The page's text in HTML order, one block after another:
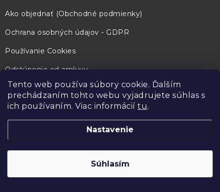
Tento web používa súbory cookie. Ďalším
prechádzaním tohto webu vyjadrujete súhlas s
ich používaním. Viac informácií tu.
Nastavenie
Súhlasím
Ako objednať (Obchodné podmienky)
Ochrana osobných údajov - GDPR
Používanie Cookies
Odstúpenie od zmluvy
Kontaktujte nás
Elso Philips Service, spol. s r.o.
Jilemnického 2, 91101 Trenčín
IČO: 31423388 Záznam: 1556/R
Registrovaná na Okresnom súde Trenčín,